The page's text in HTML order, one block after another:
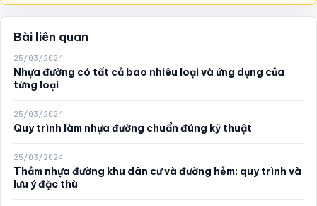
Bài liên quan
25/03/2024
Nhựa đường có tất cả bao nhiêu loại và ứng dụng của
từng loại
25/03/2024
Quy trình làm nhựa đường chuẩn đúng kỹ thuật
25/03/2024
Thảm nhựa đường khu dân cư và đường hẻm: quy trình và
lưu ý đặc thù